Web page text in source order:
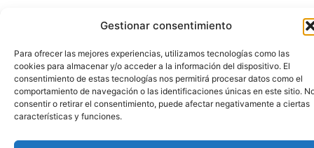
Gestionar consentimiento
Para ofrecer las mejores experiencias, utilizamos tecnologías como las
cookies para almacenar y/o acceder a la información del dispositivo. El
consentimiento de estas tecnologías nos permitirá procesar datos como el
comportamiento de navegación o las identificaciones únicas en este sitio.
consentir o retirar el consentimiento, puede afectar negativamente a ciertas
características y funciones.